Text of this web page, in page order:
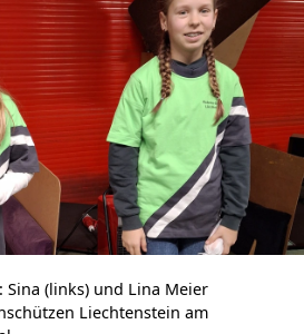
Sina (links) und Lina Meier
Liechtenstein am